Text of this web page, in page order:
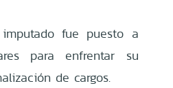
fue puesto a
para enfrentar su
de cargos.